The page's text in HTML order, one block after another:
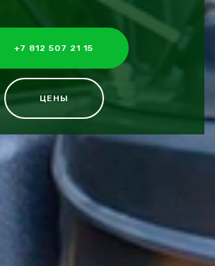
+7 812 507 21 15
ЦЕНЫ